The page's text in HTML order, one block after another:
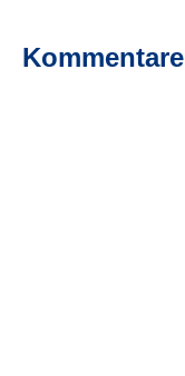
Kommentare